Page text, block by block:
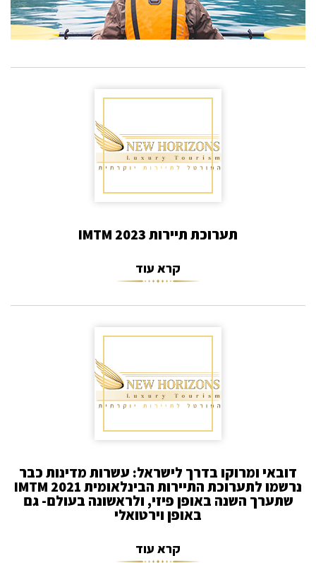
תערוכת תיירות IMTM 2023
קרא עוד
דובאי ומרוקו בדרך לישראל: עשרות מדינות כבר
נרשמו לתערוכת התיירות הבינלאומית 2021 IMTM
שתערך השנה באופן פיזי, ולראשונה בעולם- גם
באופן וירטואלי
קרא עוד